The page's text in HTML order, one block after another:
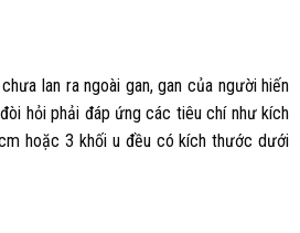
lan ra ngoài gan, gan của người hiến
hỏi phải đáp ứng các tiêu chí như kích
hoặc 3 khối u đều có kích thước dưới